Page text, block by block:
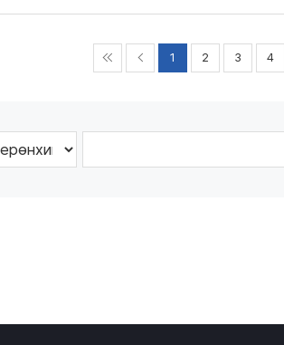
1 2 3 4